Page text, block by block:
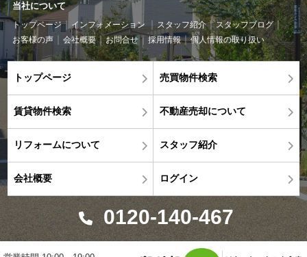
当社について
トップページ インフォメーション スタッフ紹介
スタッフブログ
お客様の声
会社概要 お問合せ 採用情報 個人情報の取り扱い
トップページ 売買物件検索
賃貸物件検索 不動産売却について
リフォームについて スタッフ紹介
会社概要 ログイン
0120-140-467